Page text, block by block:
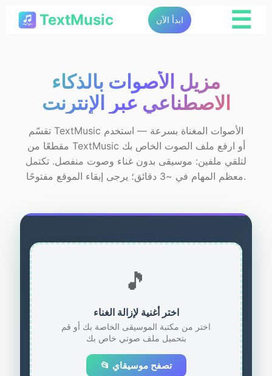
TextMusic ابدأ الآن ☰
مزيل الأصوات بالذكاء
الاصطناعي عبر الإنترنت
تقسّم TextMusic الأصوات المغناة بسرعة — استخدم
مقطعًا من TextMusic أو ارفع ملف الصوت الخاص بك
لتلقي ملفين: موسيقى بدون غناء وصوت منفصل. تكتمل
معظم المهام في ~3 دقائق؛ يرجى إبقاء الموقع مفتوحًا.
🎵
اختر أغنية لإزالة الغناء
اختر من مكتبة الموسيقى الخاصة بك أو قم
بتحميل ملف صوتي خاص بك
📂 تصفح موسيقاي